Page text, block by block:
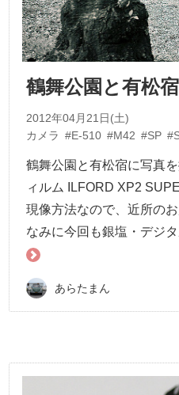
鶴舞公園と有松宿
2012年04月21日(土)
カメラ #E-510 #M42 #SP
鶴舞公園と有松宿に写真
ィルム ILFORD XP2
現像方法なので、近所の
なみに今回も銀塩・デジ
あらたまん